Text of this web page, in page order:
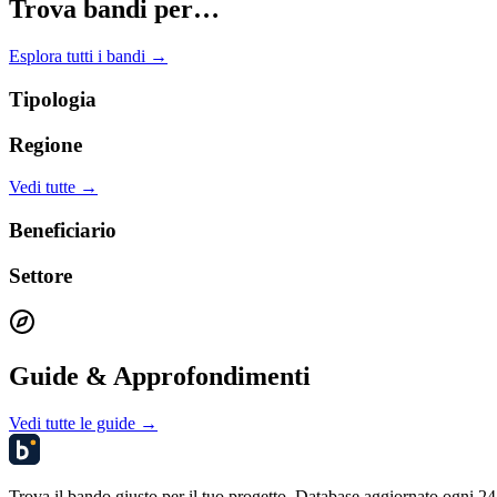
Trova bandi per…
Esplora tutti i bandi →
Tipologia
Regione
Vedi tutte →
Beneficiario
Settore
Guide & Approfondimenti
Vedi tutte le guide →